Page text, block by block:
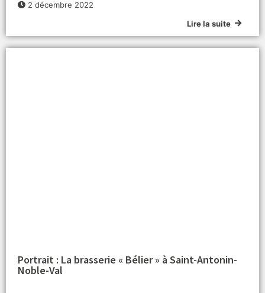
2 décembre 2022
Lire la suite
Portrait : La brasserie « Bélier » à Saint-Antonin-
Noble-Val